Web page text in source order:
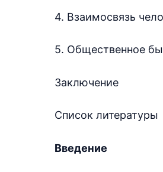
4. Взаимосвязь
5. Общественное
Заключение
Список литературы
Введение